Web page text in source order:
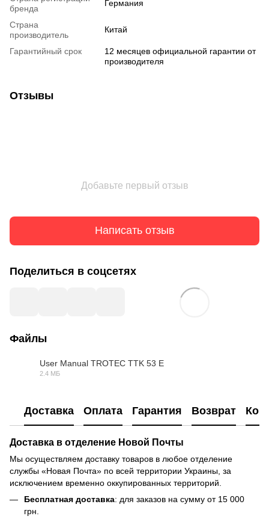
бренда
Германия
Страна
производитель
Китай
Гарантийный срок
12 месяцев официальной гарантии от
производителя
Отзывы
Добавьте первый отзыв
Написать отзыв
Поделиться в соцсетях
Файлы
User Manual TROTEC TTK 53 E
2.4 МБ
Доставка Оплата Гарантия Возврат
Доставка в отделение Новой Почты
Мы осуществляем доставку товаров в любое отделение
службы «Новая Почта» по всей территории Украины, за
исключением временно оккупированных территорий.
Бесплатная доставка: для заказов на сумму от 15 000
грн.